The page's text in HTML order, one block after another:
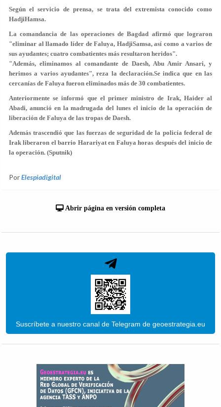
Según el servicio de prensa, se trata del extremista conocido como
HadjiHamsa.
La comandancia de las operaciones de Bagdad afirmó que lograron
"eliminar al llamado líder de Faluya, HadjiSamsa, así como a varios de
sus ayudantes; cuatro combatientes más resultaron heridos".
"Además, eliminamos al comandante de Daesh, Abu Amir Ansari, y
herimos a varios ayudantes", reza la declaración.Se indica que en las
cercanías de Faluya fueron eliminados más de 30 combatientes.
Anteriormente se informó que el primer ministro de Irak, Haider al
Abadi, anunció en la madrugada del lunes el inicio de la operación de
liberación de Faluya de las tropas de Daesh.
Además trascendió que las fuerzas de seguridad de la policía federal de
Irak liberaron el barrio Harariyat en Faluya horas después del inicio de
la operación. (Sputnik)
PorElespiadigital
Abrir página en versión completa
Suscríbete a nuestro canal de Telegram de geoestrategia.eu